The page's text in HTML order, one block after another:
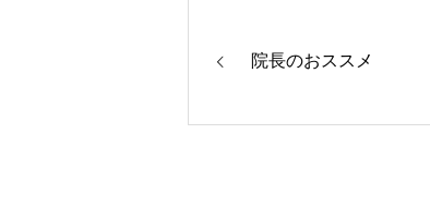
院長のおススメ